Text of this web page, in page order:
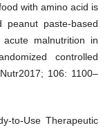
with amino acid is
paste-based
malnutrition in
controlled
106: 1100–
to-Use Therapeutic